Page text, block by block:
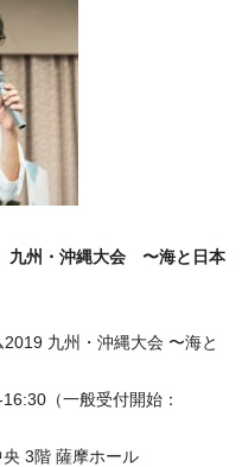
九州・沖縄大会 〜海と日本
九州・沖縄大会 〜海と
（一般受付開始：
3階 薩摩ホール